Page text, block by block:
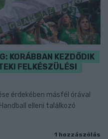
KORÁBBAN KEZDŐDIK
FELKÉSZÜLÉSI
érdekében másfél órával
elleni találkozó
1 hozzászólás